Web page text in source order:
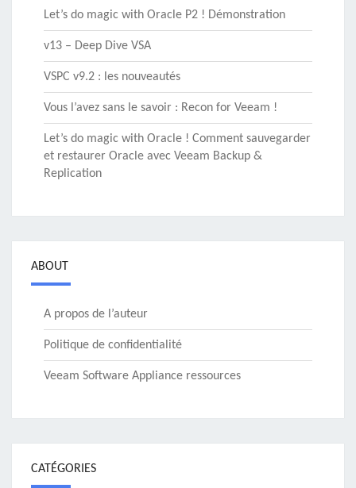
Let’s do magic with Oracle P2 ! Démonstration
v13 – Deep Dive VSA
VSPC v9.2 : les nouveautés
Vous l’avez sans le savoir : Recon for Veeam !
Let’s do magic with Oracle ! Comment sauvegarder
et restaurer Oracle avec Veeam Backup &
Replication
ABOUT
A propos de l’auteur
Politique de confidentialité
Veeam Software Appliance ressources
CATÉGORIES